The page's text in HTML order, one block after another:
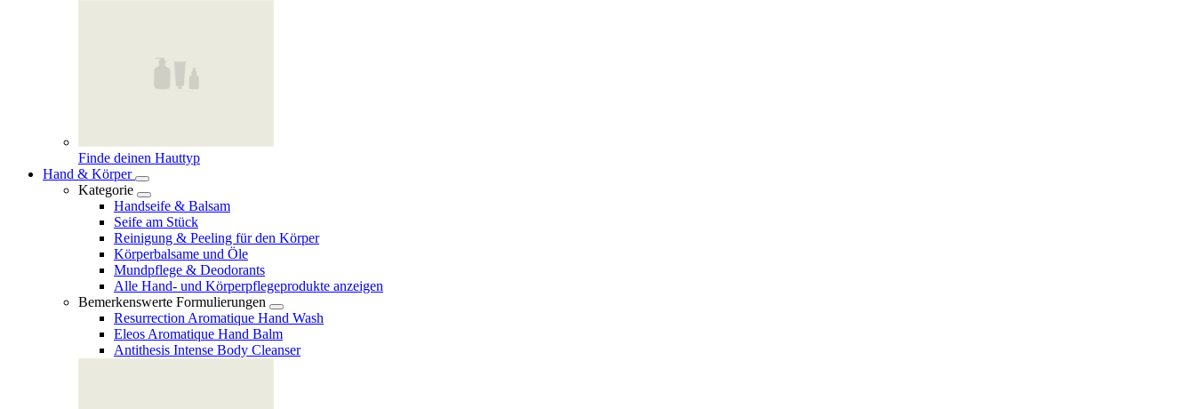
Finde deinen Hauttyp
Hand & Körper
Kategorie
Handseife & Balsam
Seife am Stück
Reinigung & Peeling für den Körper
Körperbalsame und Öle
Mundpflege & Deodorants
Alle Hand- und Körperpflegeprodukte anzeigen
Bemerkenswerte Formulierungen
Resurrection Aromatique Hand Wash
Eleos Aromatique Hand Balm
Antithesis Intense Body Cleanser